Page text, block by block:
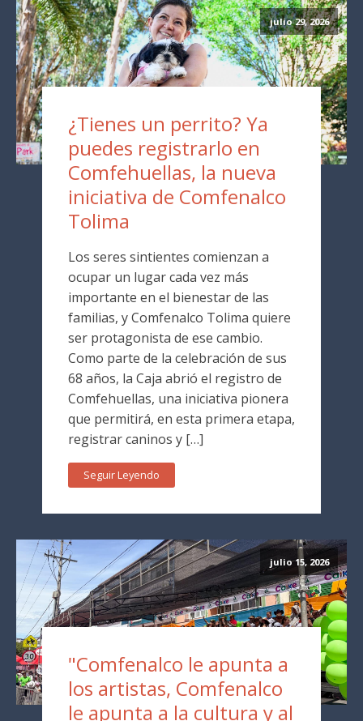
julio 29, 2026
¿Tienes un perrito? Ya
puedes registrarlo en
Comfehuellas, la nueva
iniciativa de Comfenalco
Tolima
Los seres sintientes comienzan a
ocupar un lugar cada vez más
importante en el bienestar de las
familias, y Comfenalco Tolima quiere
ser protagonista de ese cambio.
Como parte de la celebración de sus
68 años, la Caja abrió el registro de
Comfehuellas, una iniciativa pionera
que permitirá, en esta primera etapa,
registrar caninos y […]
Seguir Leyendo
julio 15, 2026
"Comfenalco le apunta a
los artistas, Comfenalco
le apunta a la cultura y al